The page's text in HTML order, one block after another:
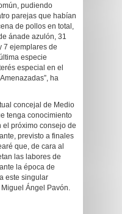
pudiendo
parejas que habían
de pollos en total,
ánade azulón, 31
7 ejemplares de
especie
especial en el
ha
concejal de Medio
tenga conocimiento
el próximo consejo de
previsto a finales
que, de cara al
las labores de
la época de
este singular
Ángel Pavón.